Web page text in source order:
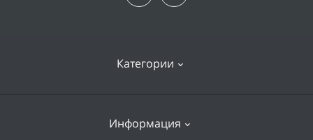
Категории
Информация